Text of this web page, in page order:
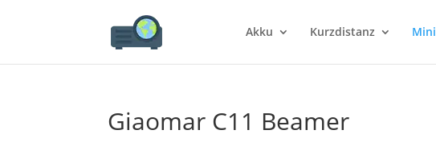
Akku Kurzdistanz Mini
Giaomar C11 Beamer